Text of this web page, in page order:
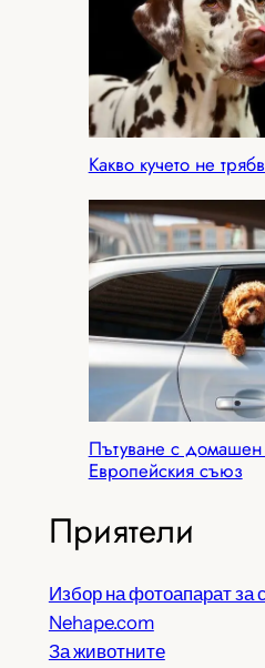
Какво кучето не
Пътуване с
Европейския съюз
Приятели
Избор на фотоапарат за
Nehape.com
За животните